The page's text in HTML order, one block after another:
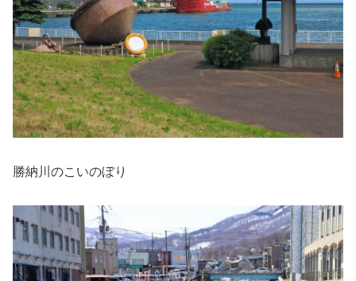
勝納川のこいのぼり